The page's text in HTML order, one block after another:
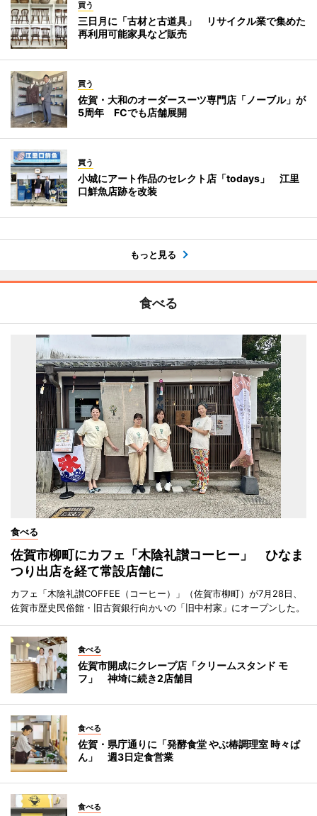
買う
三日月に「古材と古道具」 リサイクル業で集めた
再利用可能家具など販売
買う
佐賀・大和のオーダースーツ専門店「ノーブル」が
5周年 FCでも店舗展開
買う
小城にアート作品のセレクト店「todays」 江里
口鮮魚店跡を改装
もっと見る
食べる
食べる
佐賀市柳町にカフェ「木陰礼讃コーヒー」 ひなま
つり出店を経て常設店舗に
カフェ「木陰礼讃COFFEE（コーヒー）」（佐賀市柳町）が7月28日、
佐賀市歴史民俗館・旧古賀銀行向かいの「旧中村家」にオープンした。
食べる
佐賀市開成にクレープ店「クリームスタンド モ
フ」 神埼に続き2店舗目
食べる
佐賀・県庁通りに「発酵食堂 やぶ椿調理室 時々ぱ
ん」 週3日定食営業
食べる